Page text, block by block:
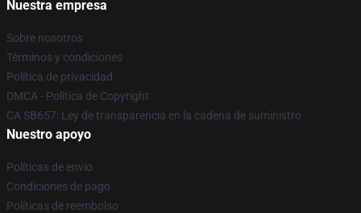
Nuestra empresa
Sobre nosotros
Términos y condiciones
Política de privacidad
DMCA - Política de Copyright
CA SB657: Ley de transparencia en la cadena de suministro
Nuestro apoyo
Políticas de envío
Condiciones de pago
Políticas de reembolso